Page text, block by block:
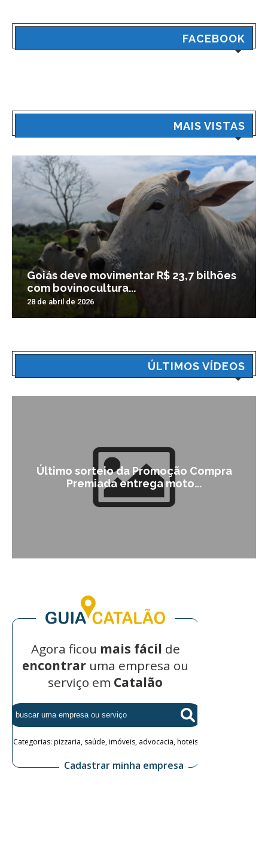
FACEBOOK
MAIS VISTAS
Goiás deve movimentar R$ 23,7 bilhões
com bovinocultura...
28 de abril de 2026
ÚLTIMOS VÍDEOS
Último sorteio da Promoção Compra
Premiada entrega moto...